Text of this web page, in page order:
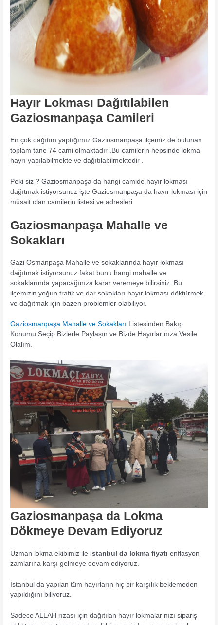
Hayır Lokması Dağıtılabilen
Gaziosmanpaşa Camileri
En çok dağıtım yaptığımız Gaziosmanpaşa ilçemiz de bulunan
toplam tane 74 cami olmaktadır .Bu camilerin hepsinde lokma
hayrı yapılabilmekte ve dağıtılabilmektedir .
Peki siz ? Gaziosmanpaşa da hangi camide hayır lokması
dağıtmak istiyorsunuz işte Gaziosmanpaşa da hayır lokması için
müsait olan camilerin listesi ve adresleri
Gaziosmanpaşa Mahalle ve
Sokakları
Gazi Osmanpaşa Mahalle ve sokaklarında hayır lokması
dağıtmak istiyorsunuz fakat bunu hangi mahalle ve
sokaklarında yapacağınıza karar veremeye bilirsiniz. Bu
ilçemizin yoğun trafik ve dar sokakları hayır lokması döktürmek
ve dağıtmak için bazen problemler olabiliyor.
Gaziosmanpaşa Mahalle ve Sokakları Listesinden Bakıp
Konumu Seçip Bizlerle Paylaşın ve Bizde Hayırlarınıza Vesile
Olalım.
Gaziosmanpaşa da Lokma
Dökmeye Devam Ediyoruz
Uzman lokma ekibimiz ile İstanbul da lokma fiyatıenflasyon
zamlarına karşı gelmeye devam ediyoruz.
İstanbul da yapılan tüm hayırların hiç bir karşılık beklemeden
yapıldığını biliyoruz.
Sadece ALLAH rızası için dağıtılan hayır lokmalarınızı sipariş